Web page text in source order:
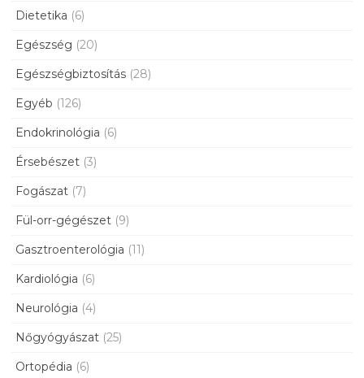
Dietetika (6)
Egészség (20)
Egészségbiztosítás (28)
Egyéb (126)
Endokrinológia (6)
Érsebészet (3)
Fogászat (7)
Fül-orr-gégészet (9)
Gasztroenterológia (11)
Kardiológia (6)
Neurológia (4)
Nőgyógyászat (25)
Ortopédia (6)